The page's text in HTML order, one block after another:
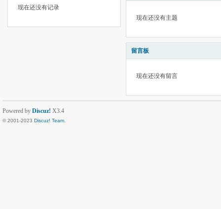
现在还没有记录
现在还没有主题
留言板
现在还没有留言
Powered by Discuz! X3.4
© 2001-2023 Discuz! Team